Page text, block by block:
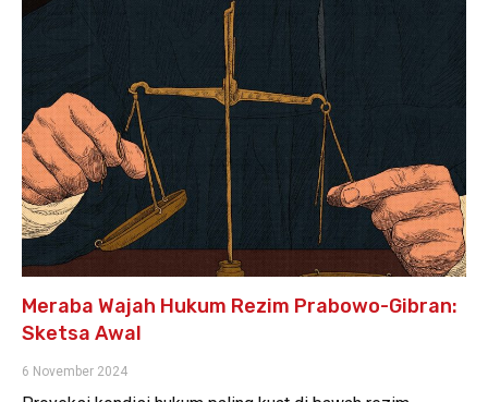
Meraba Wajah Hukum Rezim Prabowo-Gibran:
Sketsa Awal
6 November 2024